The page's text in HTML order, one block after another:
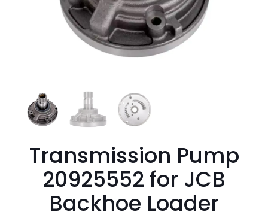
Transmission Pump
20925552 for JCB
Backhoe Loader